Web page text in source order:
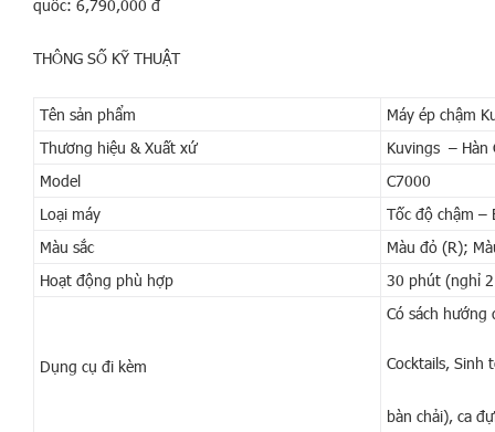
quốc: 6,790,000 đ
THÔNG SỐ KỸ THUẬT
Tên sản phẩm
Máy ép chậm
Thương hiệu & Xuất xứ
Kuvings – Hàn
Model
C7000
Loại máy
Tốc độ chậm –
Màu sắc
Màu đỏ (R);
Hoạt động phù hợp
30 phút (nghỉ
Dụng cụ đi kèm
Có sách hướng
Cocktails, Sinh
bàn chải), ca